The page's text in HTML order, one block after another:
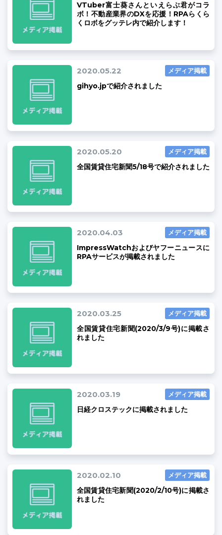
ニュース一覧 お役立ちブログ 資料ダウンロード
03-6689-1791
VTuber富士葵さんといえらぶ君がコラ
ボ！不動産業界のDXを応援！RPAらくら
くロボをグッテレ内で紹介します！
2020.05.22 メディア掲載
gihyo.jpで紹介されました
2020.05.20 メディア掲載
全国賃貸住宅新聞5/18号で紹介されました
2020.04.03 メディア掲載
ImpressWatchおよびヤフーニュースに
RPAサービスが掲載されました
2020.03.25 メディア掲載
全国賃貸住宅新聞(2020/3/9号)に掲載さ
れました
2020.03.19 メディア掲載
日経クロステックに掲載されました
2020.02.10 メディア掲載
全国賃貸住宅新聞(2020/2/10号)に掲載さ
れました